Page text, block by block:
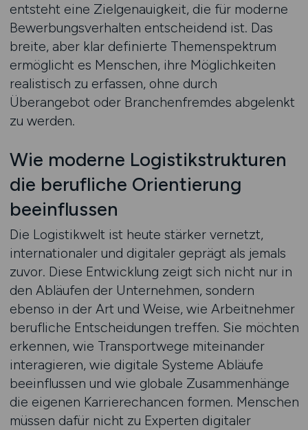
entsteht eine Zielgenauigkeit, die für moderne
Bewerbungsverhalten entscheidend ist. Das
breite, aber klar definierte Themenspektrum
ermöglicht es Menschen, ihre Möglichkeiten
realistisch zu erfassen, ohne durch
Überangebot oder Branchenfremdes abgelenkt
zu werden.
Wie moderne Logistikstrukturen
die berufliche Orientierung
beeinflussen
Die Logistikwelt ist heute stärker vernetzt,
internationaler und digitaler geprägt als jemals
zuvor. Diese Entwicklung zeigt sich nicht nur in
den Abläufen der Unternehmen, sondern
ebenso in der Art und Weise, wie Arbeitnehmer
berufliche Entscheidungen treffen. Sie möchten
erkennen, wie Transportwege miteinander
interagieren, wie digitale Systeme Abläufe
beeinflussen und wie globale Zusammenhänge
die eigenen Karrierechancen formen. Menschen
müssen dafür nicht zu Experten digitaler